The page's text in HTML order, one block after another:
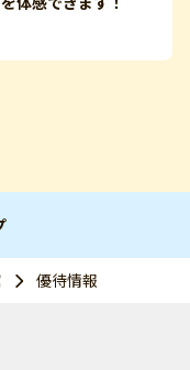
優待情報